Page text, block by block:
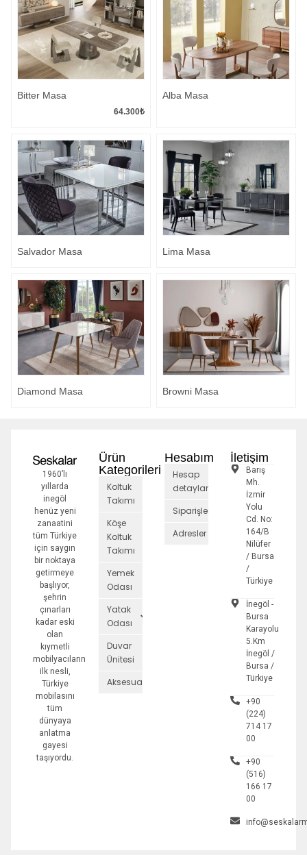
Bitter Masa
64.300₺
Alba Masa
Salvador Masa Lima Masa
Diamond Masa Browni Masa
1960’lı
yıllarda
inegöl
henüz yeni
zanaatini
tüm Türkiye
için saygın
bir noktaya
getirmeye
başlıyor,
şehrin
çınarları
kadar eski
olan
kıymetli
mobilyacıların
ilk nesli,
Türkiye
mobilasını
tüm
dünyaya
anlatma
gayesi
taşıyordu.
Ürün
Kategorileri
Koltuk
Takımı
Köşe
Koltuk
Takımı
Yemek
Odası
Yatak
Odası
Duvar
Ünitesi
Aksesuarlar
Hesabım
Hesap
detayları
Siparişler
Adresler
İletişim
Barış
Mh.
İzmir
Yolu
Cd. No:
164/B
Nilüfer
/ Bursa
/
Türkiye
İnegöl -
Bursa
Karayolu
5.Km
İnegöl /
Bursa /
Türkiye
+90
(224)
714 17
00
+90
(516)
166 17
00